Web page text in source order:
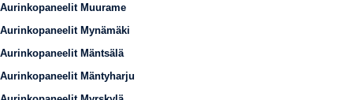
Aurinkopaneelit Muurame
Aurinkopaneelit Mynämäki
Aurinkopaneelit Mäntsälä
Aurinkopaneelit Mäntyharju